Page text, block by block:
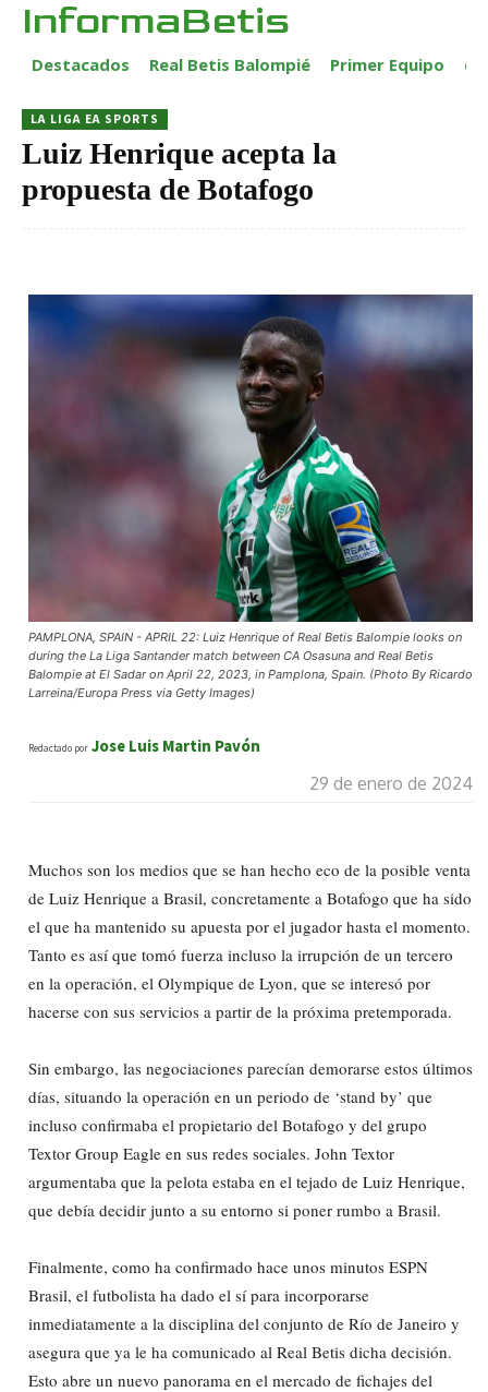
InformaBetis
Destacados Real Betis Balompié Primer Equipo
LA LIGA EA SPORTS
Luiz Henrique acepta la
propuesta de Botafogo
PAMPLONA, SPAIN - APRIL 22: Luiz Henrique of Real Betis Balompie looks on
during the La Liga Santander match between CA Osasuna and Real Betis
Balompie at El Sadar on April 22, 2023, in Pamplona, Spain. (Photo By Ricardo
Larreina/Europa Press via Getty Images)
Redactado por Jose Luis Martin Pavón
29 de enero de 2024
Muchos son los medios que se han hecho eco de la posible venta
de Luiz Henrique a Brasil, concretamente a Botafogo que ha sido
el que ha mantenido su apuesta por el jugador hasta el momento.
Tanto es así que tomó fuerza incluso la irrupción de un tercero
en la operación, el Olympique de Lyon, que se interesó por
hacerse con sus servicios a partir de la próxima pretemporada.
Sin embargo, las negociaciones parecían demorarse estos últimos
días, situando la operación en un periodo de ‘stand by’ que
incluso confirmaba el propietario del Botafogo y del grupo
Textor Group Eagle en sus redes sociales. John Textor
argumentaba que la pelota estaba en el tejado de Luiz Henrique,
que debía decidir junto a su entorno si poner rumbo a Brasil.
Finalmente, como ha confirmado hace unos minutos ESPN
Brasil, el futbolista ha dado el sí para incorporarse
inmediatamente a la disciplina del conjunto de Río de Janeiro y
asegura que ya le ha comunicado al Real Betis dicha decisión.
Esto abre un nuevo panorama en el mercado de fichajes del